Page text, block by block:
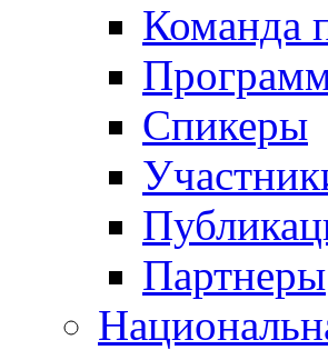
Команда
Спикеры
Партнеры